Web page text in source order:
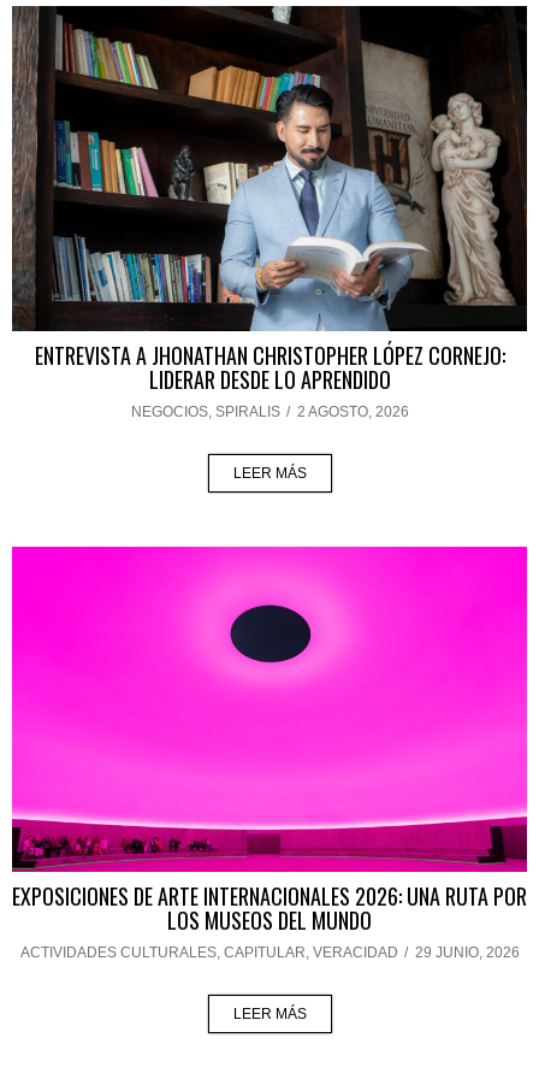
ENTREVISTA A JHONATHAN CHRISTOPHER LÓPEZ CORNEJO:
LIDERAR DESDE LO APRENDIDO
NEGOCIOS, SPIRALIS / 2 AGOSTO, 2026
LEER MÁS
EXPOSICIONES DE ARTE INTERNACIONALES 2026: UNA RUTA POR
LOS MUSEOS DEL MUNDO
ACTIVIDADES CULTURALES, CAPITULAR VERACIDAD / 29 JUNIO, 2026
LEER MÁS